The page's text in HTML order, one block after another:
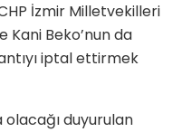
İzmir Milletvekilleri
Kani Beko’nun da
iptal ettirmek
olacağı duyurulan